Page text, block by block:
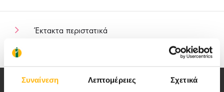
Συναίνεση Λεπτομέρειες Σχετικά
Έκτακτα περιστατικά